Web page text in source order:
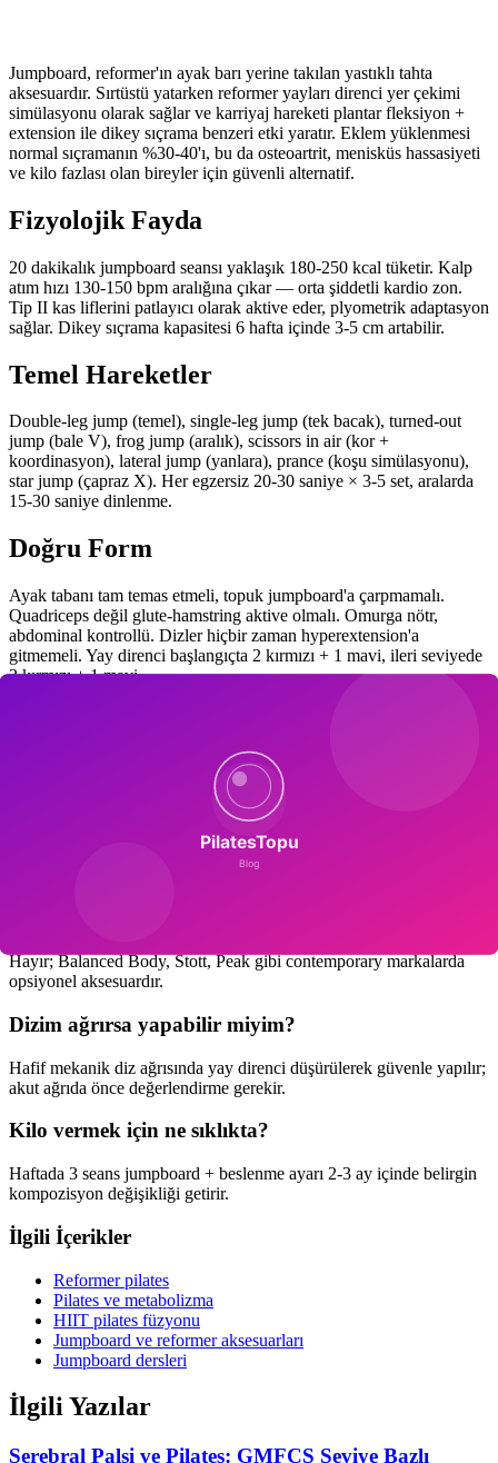
Jumpboard, reformer'ın ayak barı yerine takılan yastıklı tahta
aksesuardır. Sırtüstü yatarken reformer yayları direnci yer çekimi
simülasyonu olarak sağlar ve karriyaj hareketi plantar fleksiyon +
extension ile dikey sıçrama benzeri etki yaratır. Eklem yüklenmesi
normal sıçramanın %30-40'ı, bu da osteoartrit, menisküs hassasiyeti
ve kilo fazlası olan bireyler için güvenli alternatif.
Fizyolojik Fayda
20 dakikalık jumpboard seansı yaklaşık 180-250 kcal tüketir. Kalp
atım hızı 130-150 bpm aralığına çıkar — orta şiddetli kardio zon.
Tip II kas liflerini patlayıcı olarak aktive eder, plyometrik adaptasyon
sağlar. Dikey sıçrama kapasitesi 6 hafta içinde 3-5 cm artabilir.
Temel Hareketler
Double-leg jump (temel), single-leg jump (tek bacak), turned-out
jump (bale V), frog jump (aralık), scissors in air (kor +
koordinasyon), lateral jump (yanlara), prance (koşu simülasyonu),
star jump (çapraz X). Her egzersiz 20-30 saniye × 3-5 set, aralarda
15-30 saniye dinlenme.
Doğru Form
Ayak tabanı tam temas etmeli, topuk jumpboard'a çarpmamalı.
Quadriceps değil glute-hamstring aktive olmalı. Omurga nötr,
abdominal kontrollü. Dizler hiçbir zaman hyperextension'a
gitmemeli. Yay direnci başlangıçta 2 kırmızı + 1 mavi, ileri seviyede
3 kırmızı + 1 mavi.
Akut inguinal fıtık, karın hernisi, 1. trimester hamilelik, ileri
osteoporoz (kompresyon kırığı riski), son 6 haftada abdominal
cerrahi, kontrolsüz idrar inkontinansı. Pelvik taban disfonksiyonu
Hayır; Balanced Body, Stott, Peak gibi contemporary markalarda
opsiyonel aksesuardır.
Dizim ağrırsa yapabilir miyim?
Hafif mekanik diz ağrısında yay direnci düşürülerek güvenle yapılır;
akut ağrıda önce değerlendirme gerekir.
Kilo vermek için ne sıklıkta?
Haftada 3 seans jumpboard + beslenme ayarı 2-3 ay içinde belirgin
kompozisyon değişikliği getirir.
İlgili İçerikler
Reformer pilates
Pilates ve metabolizma
HIIT pilates füzyonu
Jumpboard ve reformer aksesuarları
Jumpboard dersleri
İlgili Yazılar
Serebral Palsi ve Pilates: GMFCS Seviye Bazlı